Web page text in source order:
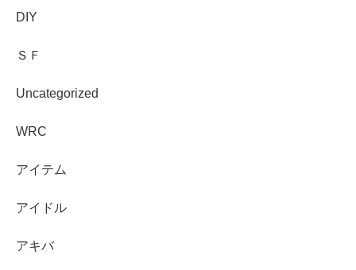
DIY
ＳＦ
Uncategorized
WRC
アイテム
アイドル
アキバ